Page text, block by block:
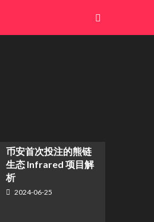
币安首次投注的熊链
生态 Infrared 项目解
析
2024-06-25